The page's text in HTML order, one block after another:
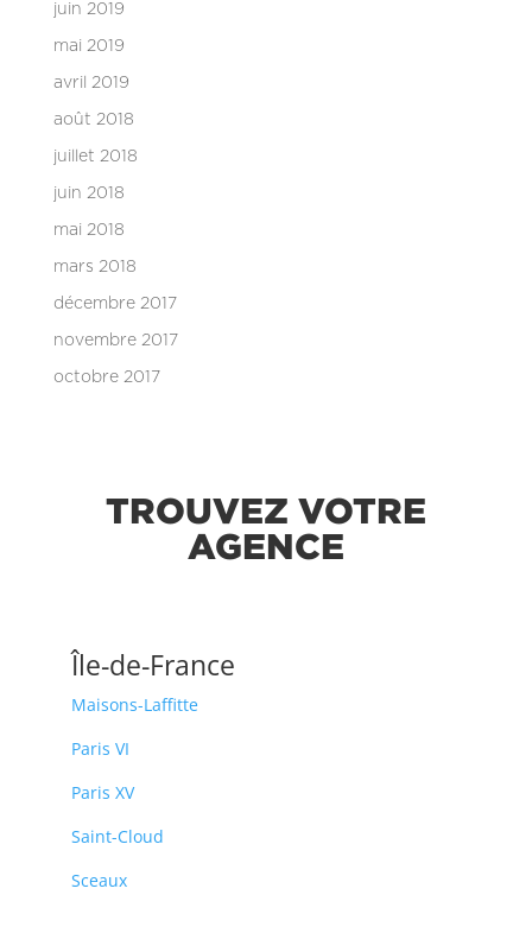
juin 2019
mai 2019
avril 2019
août 2018
juillet 2018
juin 2018
mai 2018
mars 2018
décembre 2017
novembre 2017
octobre 2017
TROUVEZ VOTRE
AGENCE
Île-de-France
Maisons-Laffitte
Paris VI
Paris XV
Saint-Cloud
Sceaux